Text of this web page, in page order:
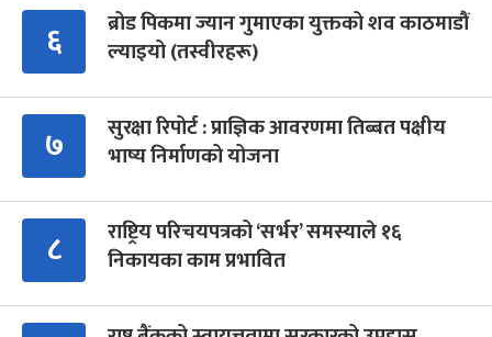
६
ब्रोड पिकमा ज्यान गुमाएका युक्तको शव काठमाडौं
ल्याइयो (तस्वीरहरू)
७
सुरक्षा रिपोर्ट : प्राज्ञिक आवरणमा तिब्बत पक्षीय
भाष्य निर्माणको योजना
८
राष्ट्रिय परिचयपत्रको ‘सर्भर’ समस्याले १६
निकायका काम प्रभावित